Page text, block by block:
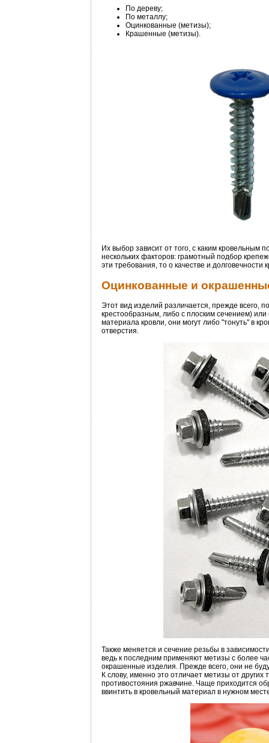
По дереву;
По металлу;
Оцинкованные (метизы);
Крашенные (метизы).
Их выбор зависит от того, с каким кровельным
нескольких факторов: грамотный подбор
эти требования, то о качестве и
Оцинкованные и
Этот вид изделий различается, прежде всего,
крестообразным, либо с плоским сечением)
материала кровли, они могут либо "тонуть" в
отверстия.
Также меняется и сечение резьбы в
ведь к последним применяют метизы с более
окрашенные изделия. Прежде всего, они не
К слову, именно это отличает метизы от
противостояния ржавчине. Чаще приходится
ввинтить в кровельный материал в нужном